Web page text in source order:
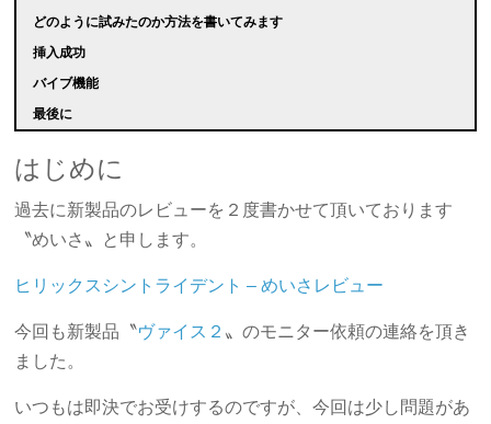
どのように試みたのか方法を書いてみます
挿入成功
バイブ機能
最後に
はじめに
過去に新製品のレビューを２度書かせて頂いております
〝めいさ〟と申します。
ヒリックスシントライデント – めいさレビュー
今回も新製品〝ヴァイス２ 〟のモニター依頼の連絡を頂き
ました。
いつもは即決でお受けするのですが、今回は少し問題があ